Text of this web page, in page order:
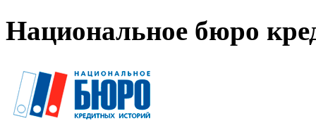
Национальное бюро